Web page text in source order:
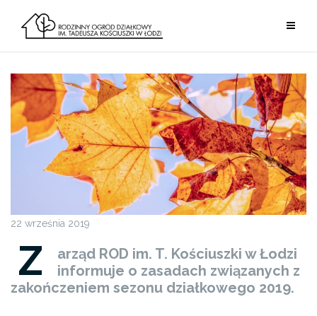
treści
22 września 2019
Z
arząd ROD im. T. Kościuszki w Łodzi
informuje o zasadach związanych z
zakończeniem sezonu działkowego 2019.